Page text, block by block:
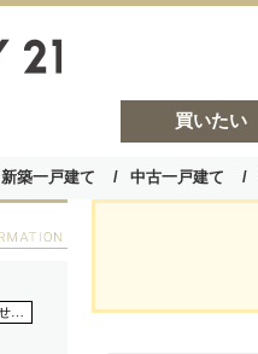
買いたい
新築一戸建て 中古一戸建て